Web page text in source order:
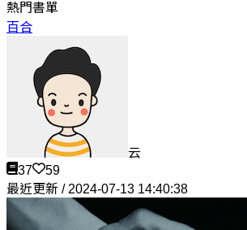
熱門書單
百合
云
37
59
最近更新 / 2024-07-13 14:40:38